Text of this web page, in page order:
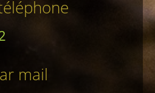
mail